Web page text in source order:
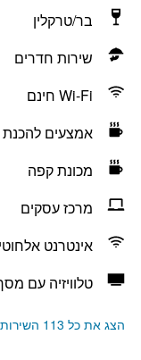
בר/טרקלין
שירות חדרים
Wi-Fi חינם
אמצעים
מכונת קפה
מרכז עסקים
אינטרנט
טלוויזיה עם
הצג את כל 113 השירותים